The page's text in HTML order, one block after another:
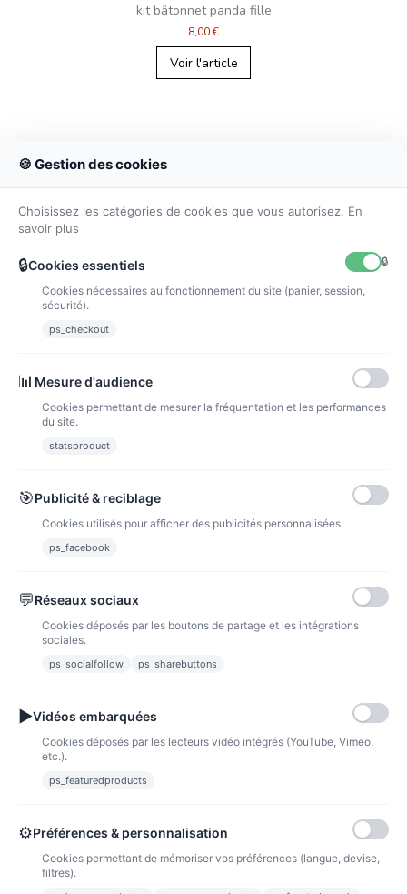
kit bâtonnet panda fille
8,00 €
Voir l'article
kit batonnet panda garçon
8,00 €
🍪 Gestion des cookies
Choisissez les catégories de cookies que vous autorisez. En
savoir plus
🔒Cookies essentiels 🔒
Cookies nécessaires au fonctionnement du site (panier, session,
sécurité).
ps_checkout
📊 Mesure d'audience
Cookies permettant de mesurer la fréquentation et les performances
du site.
statsproduct
🎯Publicité & reciblage
Cookies utilisés pour afficher des publicités personnalisées.
ps_facebook
💬Réseaux sociaux
Cookies déposés par les boutons de partage et les intégrations
sociales.
ps_socialfollow ps_sharebuttons
▶Vidéos embarquées
Cookies déposés par les lecteurs vidéo intégrés (YouTube, Vimeo,
etc.).
ps_featuredproducts
⚙Préférences & personnalisation
Cookies permettant de mémoriser vos préférences (langue, devise,
filtres).